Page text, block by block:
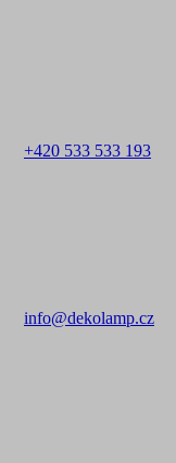
+420 533 533 193
info@dekolamp.cz